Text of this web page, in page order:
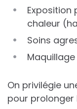
Exposition
chaleur
Soins
On privilégie
pour prolonger